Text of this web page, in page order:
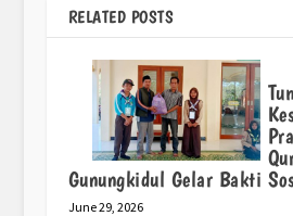
RELATED POSTS
Gunungkidul Gelar Bakti
June 29, 2026